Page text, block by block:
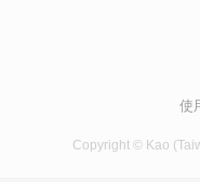
使
Copyright © Kao